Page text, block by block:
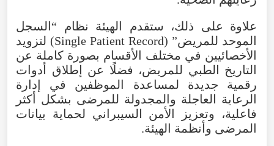
علاوة
على ذلك، ستقدم الهيئة نظام “ السجل
الموحد للمريض” (
Single Patient Record
) لتزويد
الأخصائيين في مختلف الأقسام بصورة كاملة عن
التاريخ
الطبي للمريض، فضلًا عن إطلاق
أدوات
رقمية
جديدة لمساعدة الموظفين في
إدارة
الرعاية
العاجلة والمجدولة للمرضى بشكل
أكثر
فاعلية، وتعزيز الأمن السيبراني لحماية
بيانات
المرضى وأنظمة الهيئة.